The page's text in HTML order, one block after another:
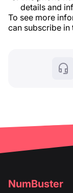
details and
To see more
can subscribe in
NumBuster